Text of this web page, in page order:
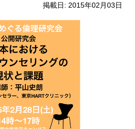
掲載日: 2015年02月03日